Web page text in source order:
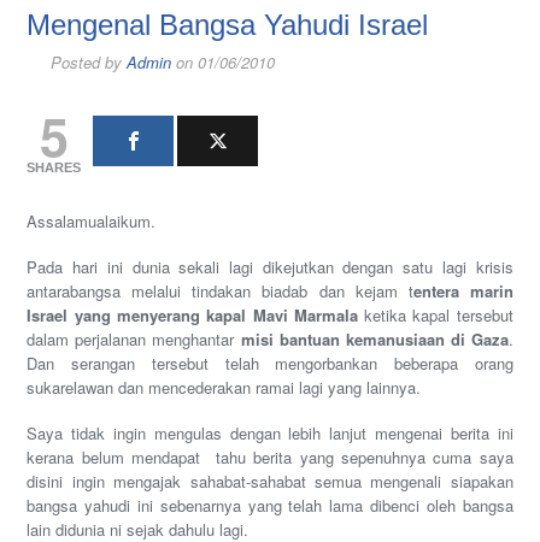
Mengenal Bangsa Yahudi Israel
Posted byAdmin on 01/06/2010
5
SHARES
Assalamualaikum.
Pada hari ini dunia sekali lagi dikejutkan dengan satu lagi krisis
antarabangsa melalui tindakan biadab dan kejam tentera marin
Israel yang menyerang kapal Mavi Marmalaketika kapal tersebut
dalam perjalanan menghantar misi bantuan kemanusiaan di Gaza.
Dan serangan tersebut telah mengorbankan beberapa orang
sukarelawan dan mencederakan ramai lagi yang lainnya.
Saya tidak ingin mengulas dengan lebih lanjut mengenai berita ini
kerana belum mendapat tahu berita yang sepenuhnya cuma saya
disini ingin mengajak sahabat-sahabat semua mengenali siapakan
bangsa yahudi ini sebenarnya yang telah lama dibenci oleh bangsa
lain didunia ni sejak dahulu lagi.